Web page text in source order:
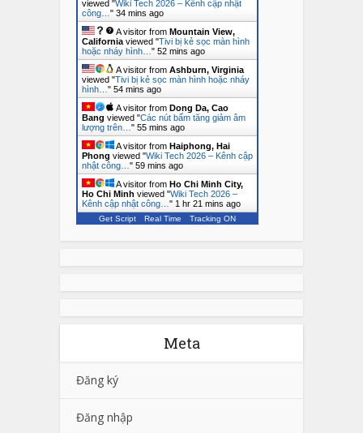
viewed "Wiki Tech 2026 – Kênh cập nhật
công…" 35 mins ago
A visitor from Mountain View,
Californiaviewed "Tivi bị kẻ sọc màn hình
hoặc nháy hình…" 53 mins ago
A visitor from Ashburn, Virginia
viewed "Tivi bị kẻ sọc màn hình hoặc nháy
hình…" 54 mins ago
A visitor from Dong Da, Cao
Bang viewed "Các nút bấm tăng giảm âm
lượng trên…" 55 mins ago
A visitor from Haiphong, Hai
Phong viewed "Wiki Tech 2026 – Kênh cập
nhật công…" 59 mins ago
A visitor from Ho Chi Minh City,
Ho Chi Minh viewed "Wiki Tech 2026 –
Kênh cập nhật công…" 1 hr 21 mins ago
Get Script Real Time Tracking ON
Meta
Đăng ký
Đăng nhập